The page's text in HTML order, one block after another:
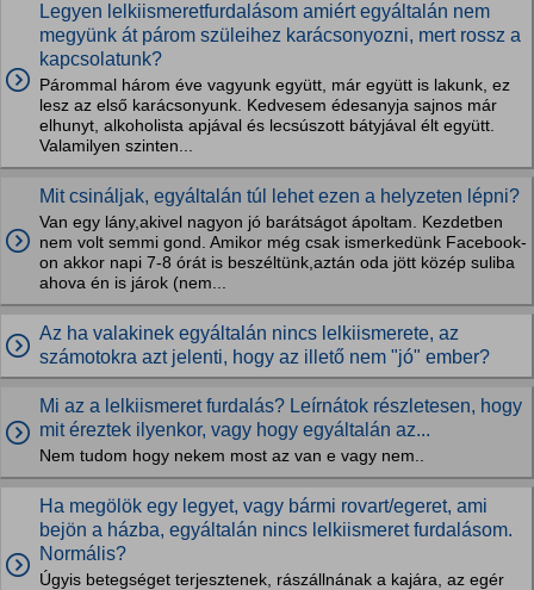
Legyen lelkiismeretfurdalásom amiért egyáltalán nem
megyünk át párom szüleihez karácsonyozni, mert rossz a
kapcsolatunk?
Párommal három éve vagyunk együtt, már együtt is lakunk, ez
lesz az első karácsonyunk. Kedvesem édesanyja sajnos már
elhunyt, alkoholista apjával és lecsúszott bátyjával élt együtt.
Valamilyen szinten...
Mit csináljak, egyáltalán túl lehet ezen a helyzeten lépni?
Van egy lány,akivel nagyon jó barátságot ápoltam. Kezdetben
nem volt semmi gond. Amikor még csak ismerkedünk Facebook-
on akkor napi 7-8 órát is beszéltünk,aztán oda jött közép suliba
ahova én is járok (nem...
Az ha valakinek egyáltalán nincs lelkiismerete, az
számotokra azt jelenti, hogy az illető nem "jó" ember?
Mi az a lelkiismeret furdalás? Leírnátok részletesen, hogy
mit éreztek ilyenkor, vagy hogy egyáltalán az...
Nem tudom hogy nekem most az van e vagy nem..
Ha megölök egy legyet, vagy bármi rovart/egeret, ami
bejön a házba, egyáltalán nincs lelkiismeret furdalásom.
Normális?
Úgyis betegséget terjesztenek, rászállnának a kajára, az egér